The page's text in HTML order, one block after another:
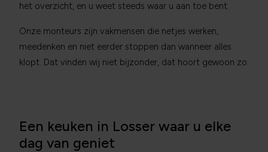
het overzicht, en u weet steeds waar u aan toe bent.
Onze monteurs zijn vakmensen die netjes werken,
meedenken en niet eerder stoppen dan wanneer alles
klopt. Dat vinden wij niet bijzonder, dat hoort gewoon zo.
Een keuken in Losser waar u elke
dag van geniet